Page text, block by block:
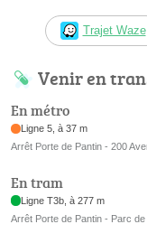
Trajet Waze
Venir en
En métro
Ligne 5, à 37 m
Arrêt Porte de Pantin - 200
En tram
Ligne T3b, à 277 m
Arrêt Porte de Pantin - Parc